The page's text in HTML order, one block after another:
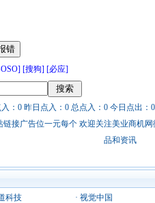
[搜狗] [必应]
：0 昨日点入：0 总点入：0 今日点出：
接广告位一元每个 欢迎关注美业商机
品和资讯
科技 · 视觉中国